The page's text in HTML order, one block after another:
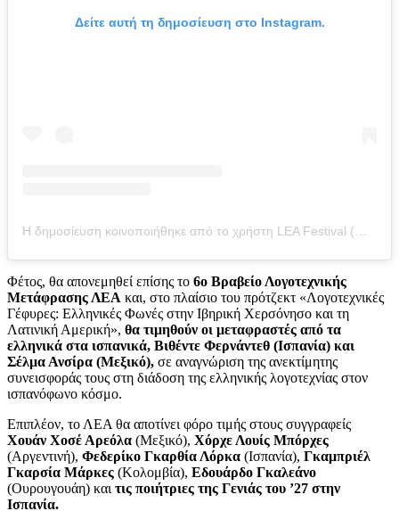
Δείτε αυτή τη δημοσίευση στο Instagram.
Η δημοσίευση κοινοποιήθηκε από το χρήστη LEA Festival (@lea.festival)
Φέτος, θα απονεμηθεί επίσης το 6ο Βραβείο Λογοτεχνικής
Μετάφρασης ΛΕΑ και, στο πλαίσιο του πρότζεκτ «Λογοτεχνικές
Γέφυρες: Ελληνικές Φωνές στην Ιβηρική Χερσόνησο και τη
Λατινική Αμερική», θα τιμηθούν οι μεταφραστές από τα
ελληνικά στα ισπανικά, Βιθέντε Φερνάντεθ (Ισπανία) και
Σέλμα Ανσίρα (Μεξικό), σε αναγνώριση της ανεκτίμητης
συνεισφοράς τους στη διάδοση της ελληνικής λογοτεχνίας στον
ισπανόφωνο κόσμο.
Επιπλέον, το ΛΕΑ θα αποτίνει φόρο τιμής στους συγγραφείς
Χουάν Χοσέ Αρεόλα (Μεξικό), Χόρχε Λουίς Μπόρχες
(Αργεντινή), Φεδερίκο Γκαρθία Λόρκα (Ισπανία), Γκαμπριέλ
Γκαρσία Μάρκες (Κολομβία), Εδουάρδο Γκαλεάνο
(Ουρουγουάη) καιτις ποιήτριες της Γενιάς του ’27 στην
Ισπανία.